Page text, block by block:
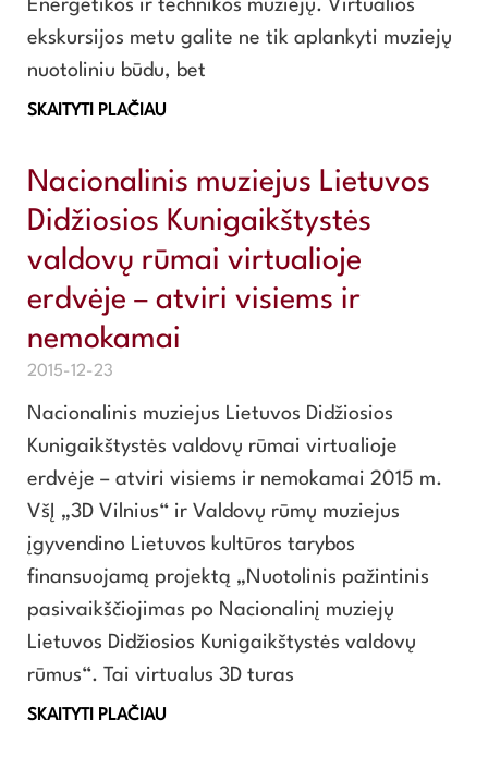
Energetikos ir technikos muziejų. Virtualios
ekskursijos metu galite ne tik aplankyti muziejų
nuotoliniu būdu, bet
SKAITYTI PLAČIAU
Nacionalinis muziejus Lietuvos
Didžiosios Kunigaikštystės
valdovų rūmai virtualioje
erdvėje – atviri visiems ir
nemokamai
2015-12-23
Nacionalinis muziejus Lietuvos Didžiosios
Kunigaikštystės valdovų rūmai virtualioje
erdvėje – atviri visiems ir nemokamai 2015 m.
VšĮ „3D Vilnius“ ir Valdovų rūmų muziejus
įgyvendino Lietuvos kultūros tarybos
finansuojamą projektą „Nuotolinis pažintinis
pasivaikščiojimas po Nacionalinį muziejų
Lietuvos Didžiosios Kunigaikštystės valdovų
rūmus“. Tai virtualus 3D turas
SKAITYTI PLAČIAU